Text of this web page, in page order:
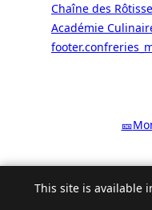
Carte Horaires
Chaîne des
Académie
🎫
This site is available